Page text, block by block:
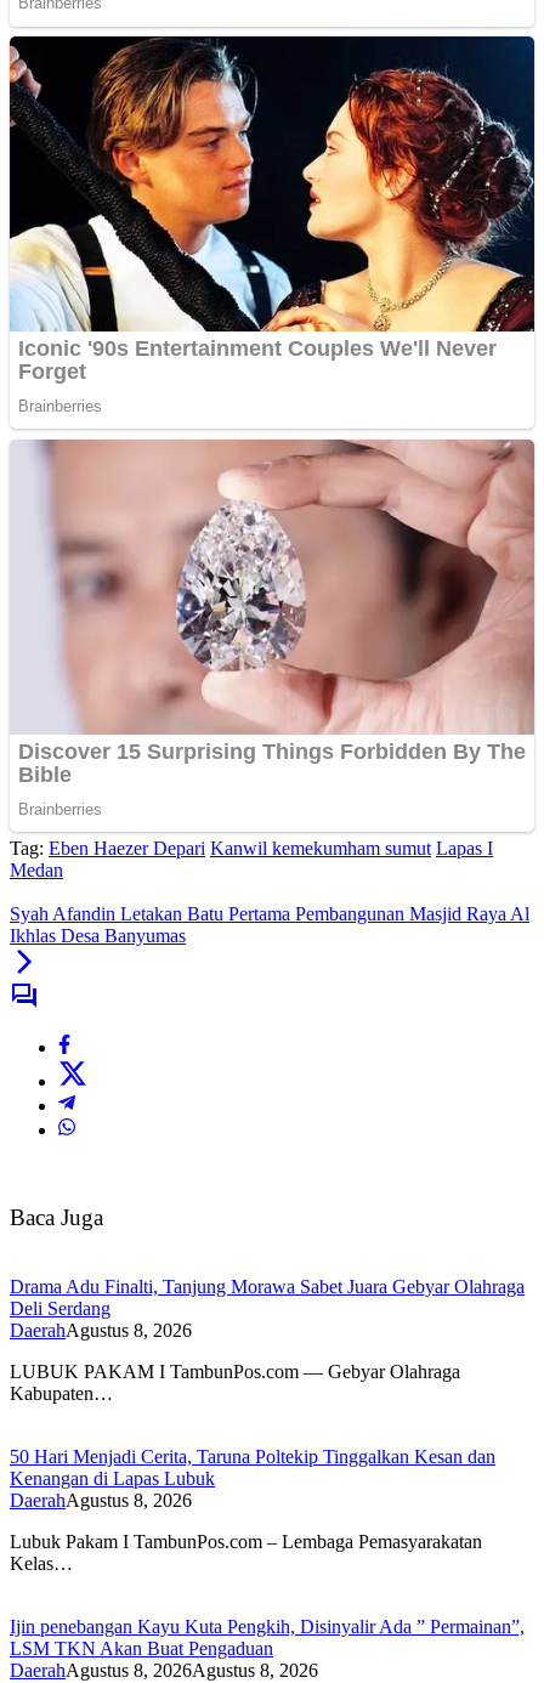
Tag: Eben Haezer Depari Kanwil kemekumham sumut Lapas I
Medan
Syah Afandin Letakan Batu Pertama Pembangunan Masjid Raya Al
Ikhlas Desa Banyumas
Baca Juga
Drama Adu Finalti, Tanjung Morawa Sabet Juara Gebyar Olahraga
Deli Serdang
DaerahAgustus 8, 2026
LUBUK PAKAM I TambunPos.com — Gebyar Olahraga
Kabupaten…
50 Hari Menjadi Cerita, Taruna Poltekip Tinggalkan Kesan dan
Kenangan di Lapas Lubuk
DaerahAgustus 8, 2026
Lubuk Pakam I TambunPos.com – Lembaga Pemasyarakatan
Kelas…
Ijin penebangan Kayu Kuta Pengkih, Disinyalir Ada ” Permainan”,
LSM TKN Akan Buat Pengaduan
DaerahAgustus 8, 2026Agustus 8, 2026